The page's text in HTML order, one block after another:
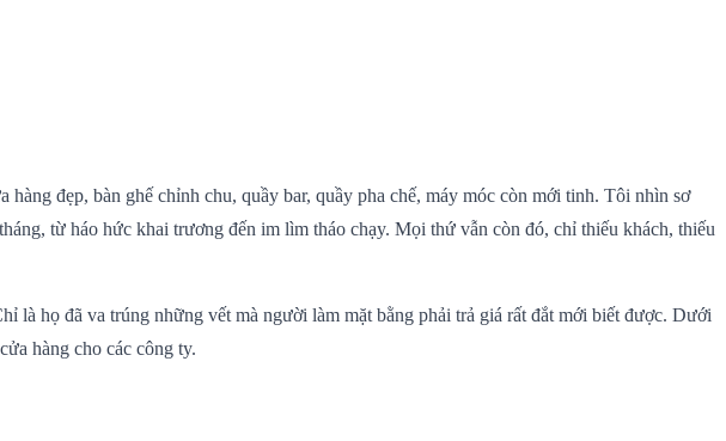
đẹp, bàn ghế chỉnh chu, quầy bar, quầy pha chế, máy móc còn mới tinh. Tôi nhìn sơ
từ háo hức khai trương đến im lìm tháo chạy. Mọi thứ vẫn còn đó, chỉ thiếu khách, thiếu
là họ đã va trúng những vết mà người làm mặt bằng phải trả giá rất đắt mới biết được. Dưới
hàng cho các công ty.